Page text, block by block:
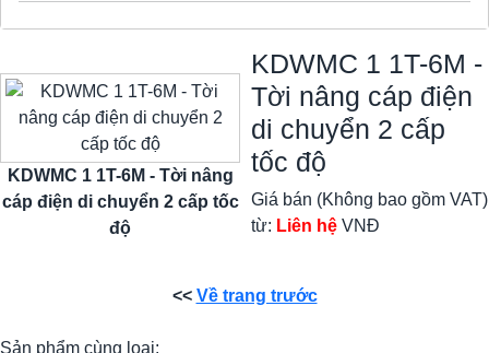
KDWMC 1 1T-6M - Tời nâng
cáp điện di chuyển 2 cấp tốc
độ
KDWMC 1 1T-6M -
Tời nâng cáp điện
di chuyển 2 cấp
tốc độ
Giá bán (Không bao gồm VAT)
từ: Liên hệ VNĐ
<< Về trang trước
Sản phẩm cùng loại: